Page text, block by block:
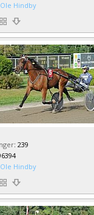
Ole Hindby
: 239
Ole Hindby